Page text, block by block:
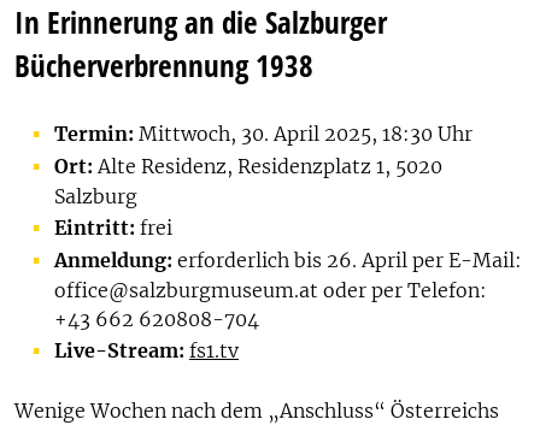
In Erinnerung an die Salzburger
Bücherverbrennung 1938
Termin: Mittwoch, 30. April 2025, 18:30 Uhr
Ort: Alte Residenz, Residenzplatz 1, 5020
Salzburg
Eintritt: frei
Anmeldung: erforderlich bis 26. April per E-Mail:
office@salzburgmuseum.at oder per Telefon:
+43 662 620808-704
Live-Stream: fs1.tv
Wenige Wochen nach dem „Anschluss“ Österreichs